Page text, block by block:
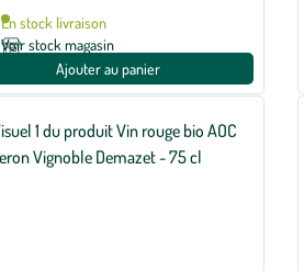
En stock livraison
Voir stock magasin
Ajouter au panier